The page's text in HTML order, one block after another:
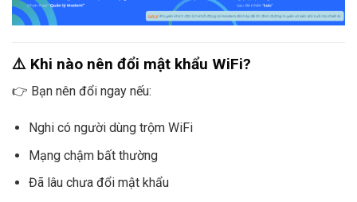
⚠️ Khi nào nên đổi mật khẩu WiFi?
👉 Bạn nên đổi ngay nếu:
Nghi có người dùng trộm WiFi
Mạng chậm bất thường
Đã lâu chưa đổi mật khẩu